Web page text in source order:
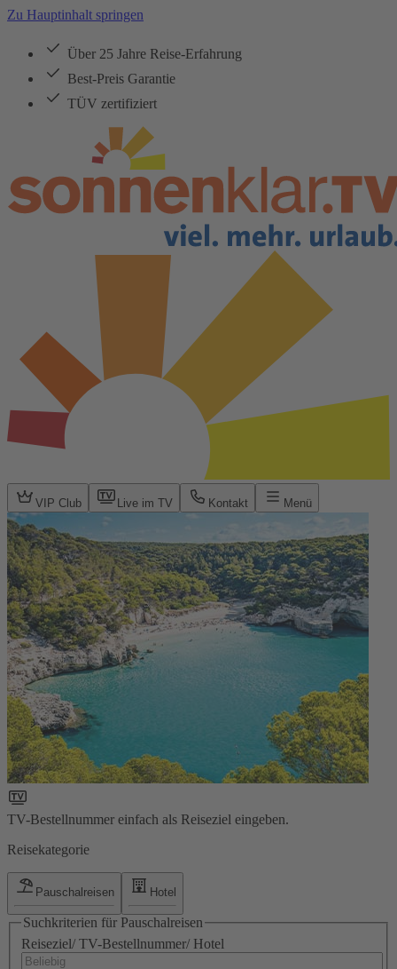
Zu Hauptinhalt springen
Über 25 Jahre Reise-Erfahrung
Best-Preis Garantie
TÜV zertifiziert
VIP Club Live im TV Kontakt Menü
TV-Bestellnummer einfach als Reiseziel eingeben.
Reisekategorie
Pauschalreisen Hotel
Suchkriterien für Pauschalreisen
Reiseziel/ TV-Bestellnummer/ Hotel